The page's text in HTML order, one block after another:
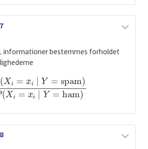
informationer bestemmes forholdet
i∣Y spam P( Xi=xi∣Y=ham